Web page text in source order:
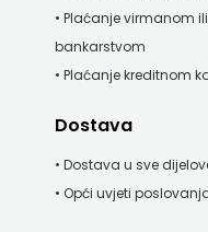
Pearson
PLANETOPIJA
PLANJAX
• Plaćanje virmanom
bankarstvom
• Plaćanje kreditnom
Dostava
• Dostava u sve
• Opći uvjeti